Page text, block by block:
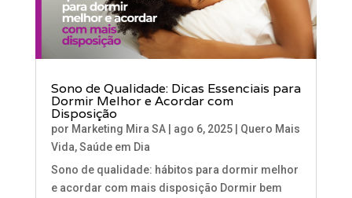
Sono de Qualidade: Dicas Essenciais para
Dormir Melhor e Acordar com
Disposição
por Marketing Mira SA| ago 6, 2025| Quero Mais
Vida,Saúde em Dia
Sono de qualidade: hábitos para dormir melhor
e acordar com mais disposição Dormir bem